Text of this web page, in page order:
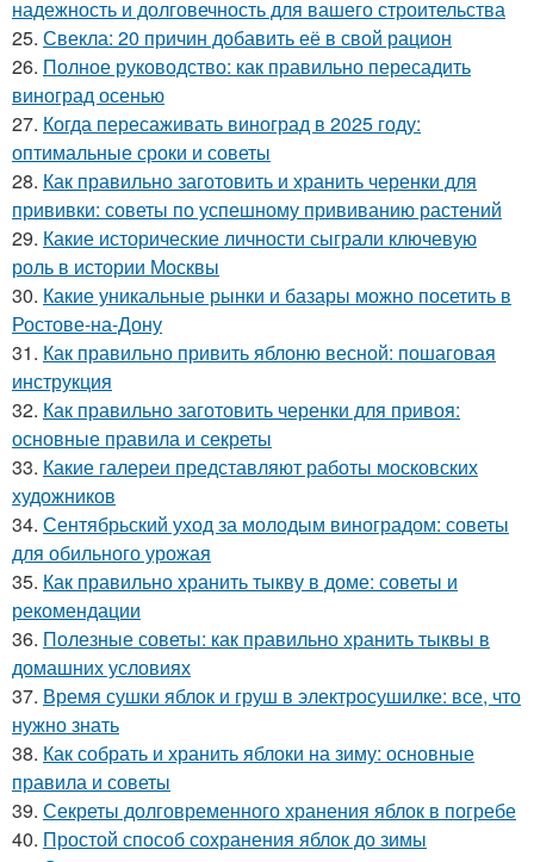
надежность и долговечность для вашего строительства
25. Свекла: 20 причин добавить её в свой рацион
26. Полное руководство: как правильно пересадить
виноград осенью
27. Когда пересаживать виноград в 2025 году:
оптимальные сроки и советы
28. Как правильно заготовить и хранить черенки для
прививки: советы по успешному прививанию растений
29. Какие исторические личности сыграли ключевую
роль в истории Москвы
30. Какие уникальные рынки и базары можно посетить в
Ростове-на-Дону
31. Как правильно привить яблоню весной: пошаговая
инструкция
32. Как правильно заготовить черенки для привоя:
основные правила и секреты
33. Какие галереи представляют работы московских
художников
34. Сентябрьский уход за молодым виноградом: советы
для обильного урожая
35. Как правильно хранить тыкву в доме: советы и
рекомендации
36. Полезные советы: как правильно хранить тыквы в
домашних условиях
37. Время сушки яблок и груш в электросушилке: все, что
нужно знать
38. Как собрать и хранить яблоки на зиму: основные
правила и советы
39. Секреты долговременного хранения яблок в погребе
40. Простой способ сохранения яблок до зимы